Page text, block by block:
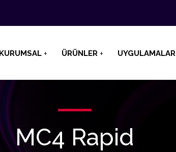
KURUMSAL ÜRÜNLER UYGULAMALAR
MC4 Rapid